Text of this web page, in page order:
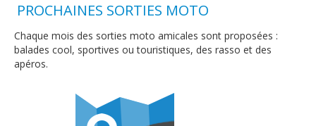
PROCHAINES SORTIES MOTO
Chaque mois des sorties moto amicales sont proposées :
balades cool, sportives ou touristiques, des rasso et des
apéros.